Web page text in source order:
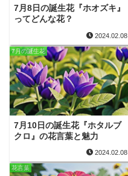
7月8日の誕生花『ホオズキ』
ってどんな花？
2024.02.08
7月の誕生花
7月10日の誕生花『ホタルブ
クロ』の花言葉と魅力
2024.02.08
花言葉